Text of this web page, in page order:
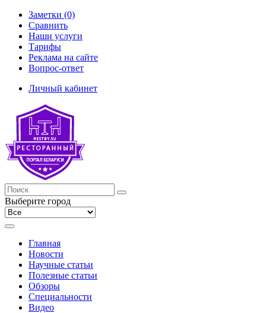
Заметки (0)
Сравнить
Наши услуги
Тарифы
Реклама на сайте
Вопрос-ответ
Личный кабинет
Выберите город
Главная
Новости
Научные статьи
Полезные статьи
Обзоры
Специальности
Видео